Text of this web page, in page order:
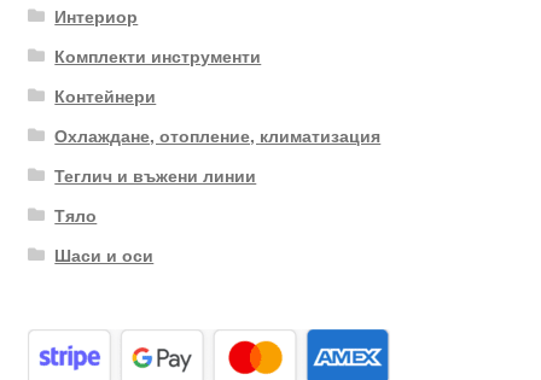
Интериор
Комплекти инструменти
Контейнери
Охлаждане, отопление, климатизация
Теглич и въжени линии
Тяло
Шаси и оси